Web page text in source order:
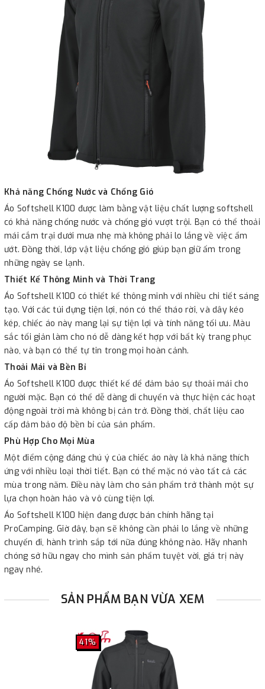
Khả năng Chống Nước và Chống Gió
Áo Softshell K100 được làm bằng vật liệu chất lượng softshell
có khả năng chống nước và chống gió vượt trội. Bạn có thể thoải
mái cắm trại dưới mưa nhẹ mà không phải lo lắng về việc ẩm
ướt. Đồng thời, lớp vật liệu chống gió giúp bạn giữ ấm trong
những ngày se lạnh.
Thiết Kế Thông Minh và Thời Trang
Áo Softshell K100 có thiết kế thông minh với nhiều chi tiết sáng
tạo. Với các túi đựng tiện lợi, nón có thể tháo rời, và dây kéo
kép, chiếc áo này mang lại sự tiện lợi và tính năng tối ưu. Màu
sắc tối giản làm cho nó dễ dàng kết hợp với bất kỳ trang phục
nào, và bạn có thể tự tin trong mọi hoàn cảnh.
Thoải Mái và Bền Bỉ
Áo Softshell K100 được thiết kế để đảm bảo sự thoải mái cho
người mặc. Bạn có thể dễ dàng di chuyển và thực hiện các hoạt
động ngoài trời mà không bị cản trở. Đồng thời, chất liệu cao
cấp đảm bảo độ bền bỉ của sản phẩm.
Phù Hợp Cho Mọi Mùa
Một điểm cộng đáng chú ý của chiếc áo này là khả năng thích
ứng với nhiều loại thời tiết. Bạn có thể mặc nó vào tất cả các
mùa trong năm. Điều này làm cho sản phẩm trở thành một sự
lựa chọn hoàn hảo và vô cùng tiện lợi.
Áo Softshell K100 hiện đang được bán chính hãng tại
ProCamping. Giờ đây, bạn sẽ không cần phải lo lắng về những
chuyến đi, hành trình sắp tới nữa đúng không nào. Hãy nhanh
chóng sở hữu ngay cho mình sản phẩm tuyệt vời, giá trị này
ngay nhé.
SẢN PHẨM BẠN VỪA XEM
41%